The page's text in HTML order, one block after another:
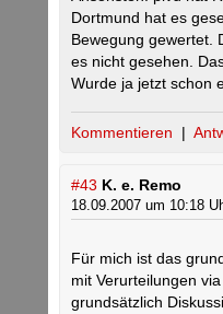
Dortmund hat es
Bewegung gewertet.
es nicht gesehen.
Wurde ja jetzt schon
Kommentieren |
#43 K. e. Remo
18.09.2007 um 10:18
Für mich ist das
mit Verurteilungen
grundsätzlich